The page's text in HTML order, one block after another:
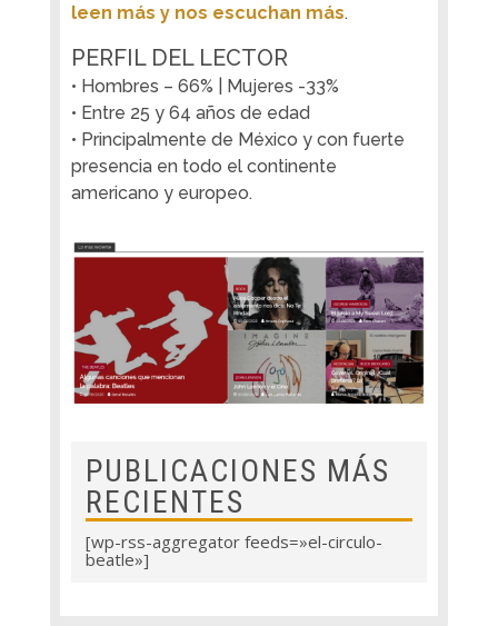
leen más y nos escuchan más.
PERFIL DEL LECTOR
• Hombres – 66% | Mujeres -33%
• Entre 25 y 64 años de edad
• Principalmente de México y con fuerte
presencia en todo el continente
americano y europeo.
PUBLICACIONES MÁS
RECIENTES
[wp-rss-aggregator feeds=»el-circulo-
beatle»]